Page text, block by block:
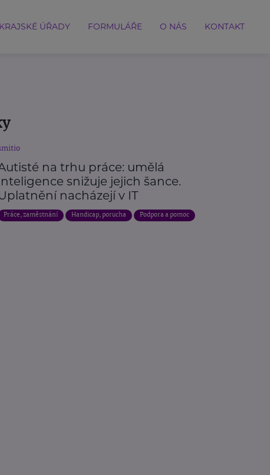
KRAJSKÉ ÚŘADY FORMULÁŘE O NÁS KONTAKT
na trhu práce: umělá
snižuje jejich šance.
nacházejí v IT
Práce, zaměstnání Handicap, porucha Podpora a pomoc